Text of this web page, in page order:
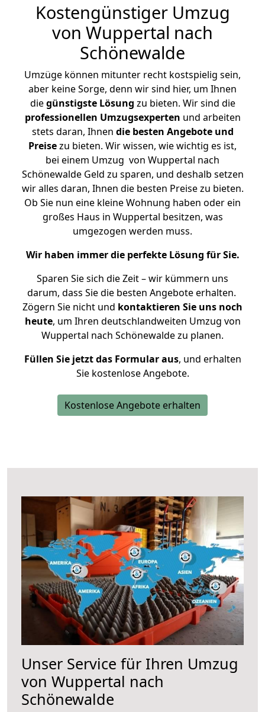
Kostengünstiger Umzug
von Wuppertal nach
Schönewalde
Umzüge können mitunter recht kostspielig sein,
aber keine Sorge, denn wir sind hier, um Ihnen
diegünstigste Lösung zu bieten. Wir sind die
professionellen Umzugsexperten und arbeiten
stets daran, Ihnen die besten Angebote und
Preisezu bieten. Wir wissen, wie wichtig es ist,
bei einem Umzug von Wuppertal nach
Schönewalde Geld zu sparen, und deshalb setzen
wir alles daran, Ihnen die besten Preise zu bieten.
Ob Sie nun eine kleine Wohnung haben oder ein
großes Haus in Wuppertal besitzen, was
umgezogen werden muss.
Wir haben immer die perfekte Lösung für Sie.
Sparen Sie sich die Zeit – wir kümmern uns
darum, dass Sie die besten Angebote erhalten.
Zögern Sie nicht und kontaktieren Sie uns noch
heute, um Ihren deutschlandweiten Umzug von
Wuppertal nach Schönewalde zu planen.
Füllen Sie jetzt das Formular aus, und erhalten
Sie kostenlose Angebote.
Kostenlose Angebote erhalten
Unser Service für Ihren Umzug
von Wuppertal nach
Schönewalde